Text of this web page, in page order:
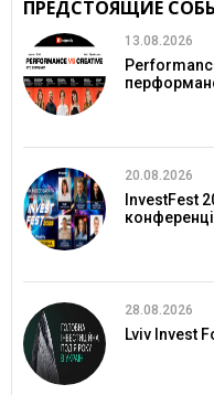
ПРЕДСТОЯЩИЕ
13.08.2026
20.08.2026
InvestFest
28.08.2026
Lviv Invest